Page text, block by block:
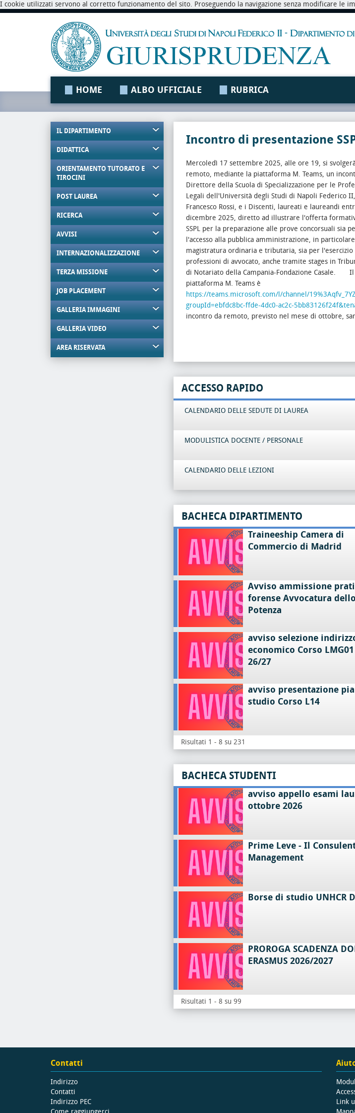
I cookie utilizzati servono al corretto funzionamento del sito. Proseguendo la navigazione senza modificare le
HOME ALBO UFFICIALE RUBRICA
IL DIPARTIMENTO
DIDATTICA
ORIENTAMENTO TUTORATO E
TIROCINI
POST LAUREA
RICERCA
AVVISI
INTERNAZIONALIZZAZIONE
TERZA MISSIONE
JOB PLACEMENT
GALLERIA IMMAGINI
GALLERIA VIDEO
AREA RISERVATA
Incontro di presentazione
Mercoledì 17 settembre 2025, alle ore 19, si
remoto, mediante la piattaforma M. Teams, un
Direttore della Scuola di Specializzazione per le
Legali dell'Università degli Studi di Napoli Federico
Francesco Rossi, e i Discenti, laureati e laureandi
dicembre 2025, diretto ad illustrare l'offerta
SSPL per la preparazione alle prove concorsuali sia
l'accesso alla pubblica amministrazione, in
magistratura ordinaria e tributaria, sia per l'esercizio
professioni di avvocato, anche tramite stages in
di Notariato della Campania-Fondazione Casale. Il
piattaforma M. Teams è
https://teams.microsoft.com/l/channel/
groupId=ebfdc8bc-ffde-4dc0-ac2c-
incontro da remoto, previsto nel mese di ottobre,
ACCESSO RAPIDO
CALENDARIO DELLE SEDUTE DI LAUREA
MODULISTICA DOCENTE / PERSONALE
CALENDARIO DELLE LEZIONI
BACHECA DIPARTIMENTO
Traineeship Camera di
Commercio di Madrid
Avviso ammissione
forense Avvocatura
Potenza
avviso selezione
economico Corso
26/27
avviso presentazione
studio Corso L14
Risultati 1 - 8 su 231
BACHECA STUDENTI
avviso appello esami
ottobre 2026
Prime Leve - Il
Management
Borse di studio UNHCR
PROROGA SCADENZA
ERASMUS 2026/2027
Risultati 1 - 8 su 99
Contatti
Indirizzo
Contatti
Indirizzo PEC
Link